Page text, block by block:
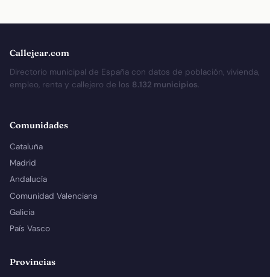
Callejear.com
Directorio municipal de España con datos de población, vivienda,
empleo, renta y callejero de los 8.132 municipios.
Comunidades
Cataluña
Madrid
Andalucía
Comunidad Valenciana
Galicia
País Vasco
Provincias